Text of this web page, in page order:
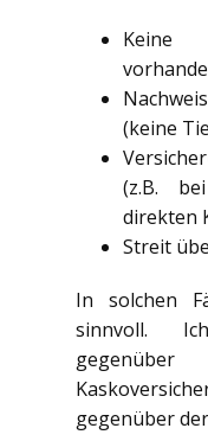
Keine
(keine
(z.B.
direkten
Streit
In solchen
sinnvoll.
gegenüber